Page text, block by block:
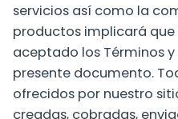
servicios así como la
productos implicará
aceptado los Términos y
presente documento.
ofrecidos por nuestro
creadas, cobradas,